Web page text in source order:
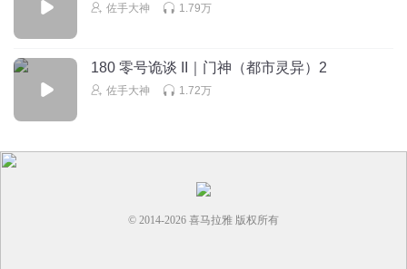
2022-10-10
佐手大神 1.79万
180 零号诡谈 II｜门神（都市灵异）2
佐手大神 1.72万
© 2014-2026 喜马拉雅 版权所有